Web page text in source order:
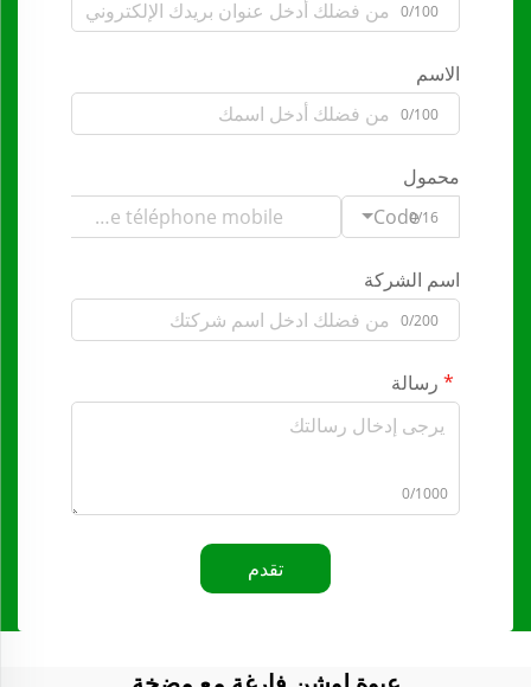
0/100
الاسم
0/100
محمول
Code0/16
اسم الشركة
0/200
رسالة
0/1000
تقدم